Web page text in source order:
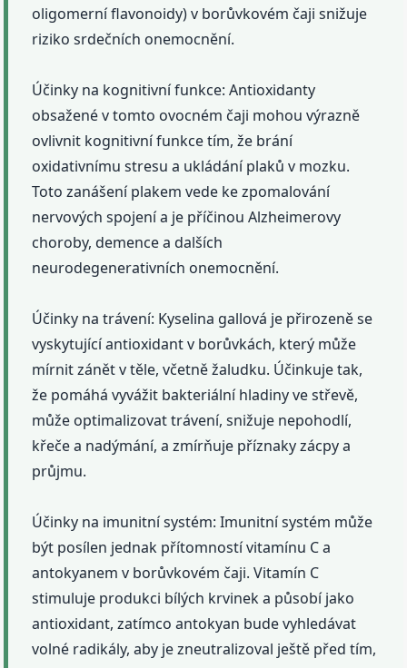
oligomerní flavonoidy) v borůvkovém čaji snižuje
riziko srdečních onemocnění.
Účinky na kognitivní funkce: Antioxidanty
obsažené v tomto ovocném čaji mohou výrazně
ovlivnit kognitivní funkce tím, že brání
oxidativnímu stresu a ukládání plaků v mozku.
Toto zanášení plakem vede ke zpomalování
nervových spojení a je příčinou Alzheimerovy
choroby, demence a dalších
neurodegenerativních onemocnění.
Účinky na trávení: Kyselina gallová je přirozeně se
vyskytující antioxidant v borůvkách, který může
mírnit zánět v těle, včetně žaludku. Účinkuje tak,
že pomáhá vyvážit bakteriální hladiny ve střevě,
může optimalizovat trávení, snižuje nepohodlí,
křeče a nadýmání, a zmírňuje příznaky zácpy a
průjmu.
Účinky na imunitní systém: Imunitní systém může
být posílen jednak přítomností vitamínu C a
antokyanem v borůvkovém čaji. Vitamín C
stimuluje produkci bílých krvinek a působí jako
antioxidant, zatímco antokyan bude vyhledávat
volné radikály, aby je zneutralizoval ještě před tím,